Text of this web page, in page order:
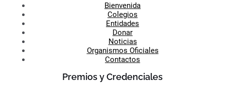
Bienvenida
Colegios
Entidades
Donar
Noticias
Organismos Oficiales
Contactos
Premios y Credenciales